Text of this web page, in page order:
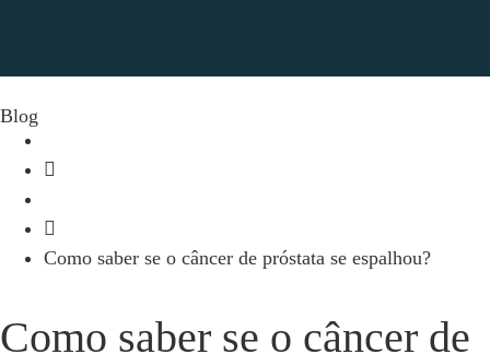
Blog
Como saber se o câncer de próstata se espalhou?
Como saber se o câncer de